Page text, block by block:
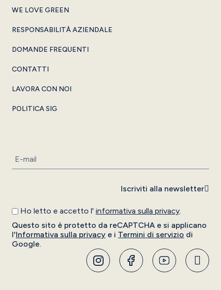
WE LOVE GREEN
RESPONSABILITÀ AZIENDALE
DOMANDE FREQUENTI
CONTATTI
LAVORA CON NOI
POLITICA SIG
Ho letto e accetto l' informativa sulla privacy.
Questo sito è protetto da reCAPTCHA e si applicano
l'Informativa sulla privacy e i Termini di servizio di
Google.
Iscriviti alla newsletter